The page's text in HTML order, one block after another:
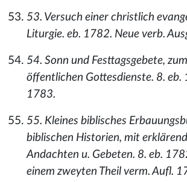
53. Versuch einer christlich
Liturgie. eb. 1782. Neue verb.
54. Sonn und Festtagsgebete,
öffentlichen Gottesdienste. 8. eb.
1783.
55. Kleines biblisches
biblischen Historien, mit
Andachten u. Gebeten. 8. eb.
einem zweyten Theil verm. Aufl.